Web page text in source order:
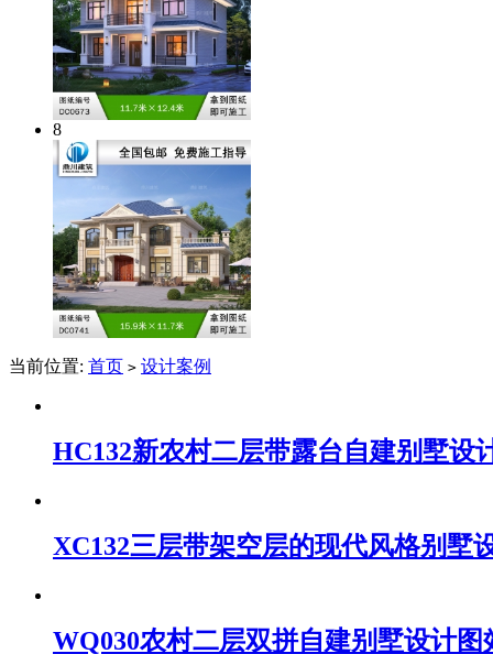
8
当前位置: 首页 > 设计案例
HC132新农村二层带露台自建别墅设
XC132三层带架空层的现代风格别墅
WQ030农村二层双拼自建别墅设计